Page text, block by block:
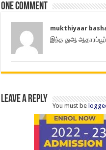
One comment
mukthiyaar
இந்த துஆ
Leave a Reply
You must be